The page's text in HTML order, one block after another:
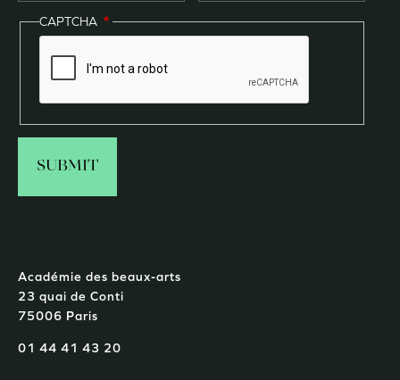
CAPTCHA
Académie des beaux-arts
23 quai de Conti
75006 Paris
01 44 41 43 20